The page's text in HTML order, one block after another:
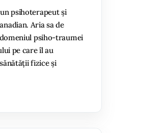
psihoterapeut și
Aria sa de
psiho-traumei
pe care îl au
fizice și